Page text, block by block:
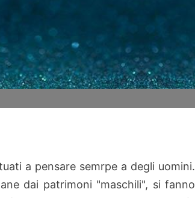
a pensare semrpe a degli uomini.
dai patrimoni "maschili", si fanno